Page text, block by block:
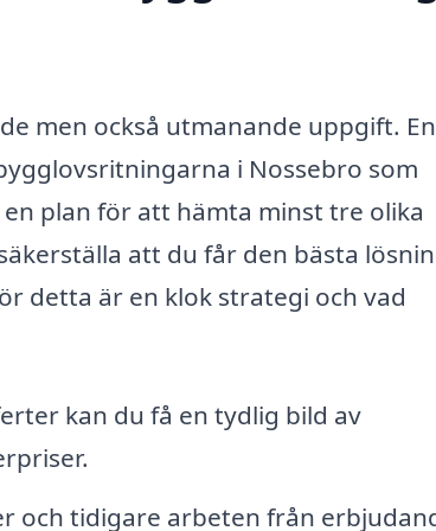
men också utmanande uppgift. En
i Nossebro som
plan för att hämta minst tre olika
att du får den bästa
detta är en klok strategi och vad
kan du få en tydlig bild av
och tidigare arbeten från